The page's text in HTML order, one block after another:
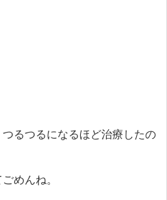
るつるになるほど治療したの
めんね。